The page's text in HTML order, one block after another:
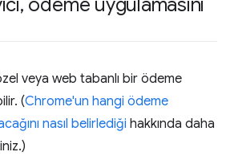
, ödeme uygulamasını
veya web tabanlı bir ödeme
(Chrome'un hangi ödeme
nasıl belirlediği hakkında daha